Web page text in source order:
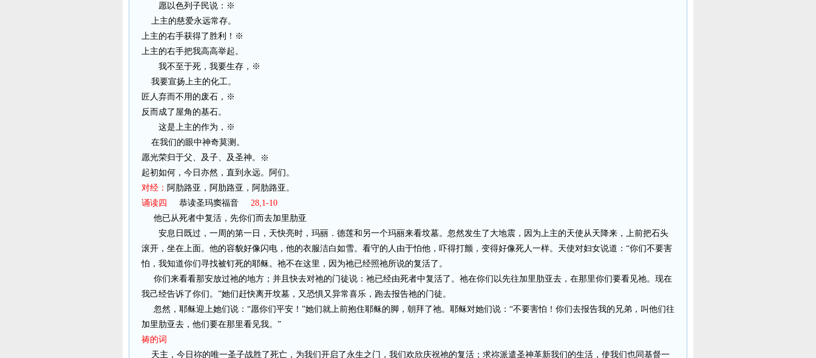
愿以色列子民说：※
上主的慈爱永远常存。
上主的右手获得了胜利！※
上主的右手把我高高举起。
我不至于死，我要生存，※
我要宣扬上主的化工。
匠人弃而不用的废石，※
反而成了屋角的基石。
这是上主的作为，※
在我们的眼中神奇莫测。
愿光荣归于父、及子、及圣神。
※
起初如何，今日亦然，直到永远。阿们。
对经： 阿肋路亚，阿肋路亚，阿肋路亚。
诵读四
恭读圣玛窦福音
28,1-10
他已从死者中复活，先你们而去加里肋亚
安息日既过，一周的第一日，天快亮时，玛丽．德莲和另一个玛丽来看坟墓。忽然发生了大地震，因为上主的天使从天降来，上前把石头
滚开，坐在上面。他的容貌好像闪电，他的衣服洁白如雪。看守的人由于怕他，吓得打颤，变得好像死人一样。天使对妇女说道：“你们不要害
怕，我知道你们寻找被钉死的耶稣。祂不在这里，因为祂已经照祂所说的复活了。
你们来看看那安放过祂的地方；并且快去对祂的门徒说：祂已经由死者中复活了。祂在你们以先往加里肋亚去，在那里你们要看见祂。现在
我己经告诉了你们。”她们赶快离开坟墓，又恐惧又异常喜乐，跑去报告祂的门徒。
忽然，耶稣迎上她们说：“愿你们平安！”她们就上前抱住耶稣的脚，朝拜了祂。耶稣对她们说：“不要害怕！你们去报告我的兄弟，叫他们往
加里肋亚去，他们要在那里看见我。”
祷的词
天主，今日祢的唯一圣子战胜了死亡，为我们开启了永生之门，我们欢欣庆祝祂的复活；求祢派遣圣神革新我们的生活，使我们也同基督一